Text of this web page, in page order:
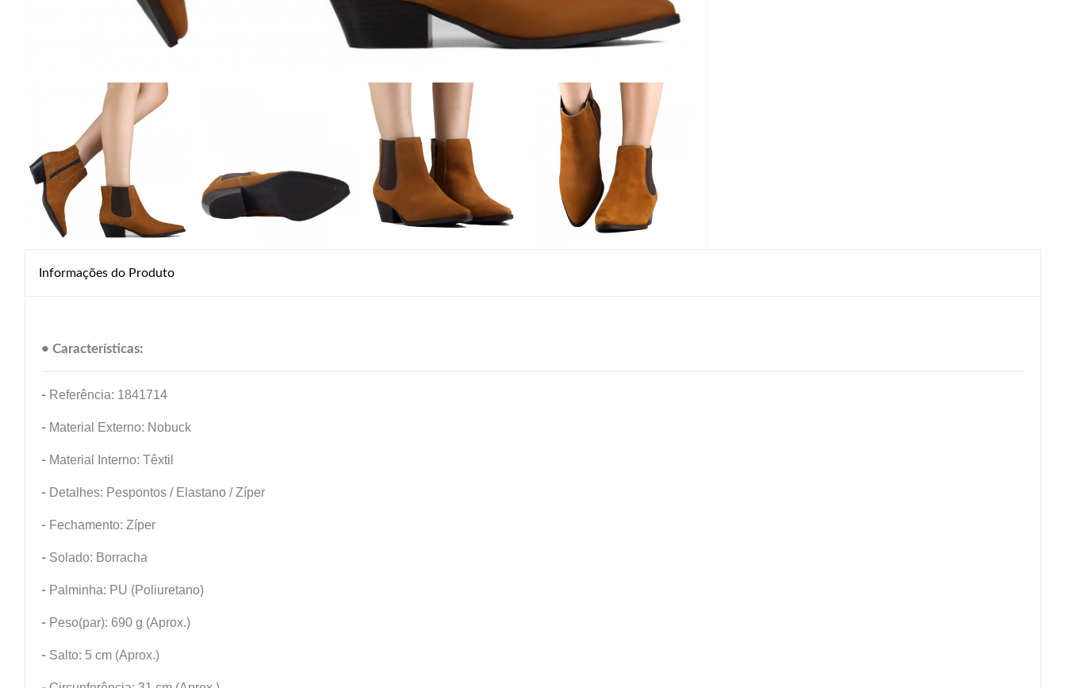
Informações do Produto
• Características:
- Referência: 1841714
- Material Externo: Nobuck
- Material Interno: Têxtil
- Detalhes: Pespontos / Elastano / Zíper
- Fechamento: Zíper
- Solado: Borracha
- Palminha: PU (Poliuretano)
- Peso(par): 690 g (Aprox.)
- Salto: 5 cm (Aprox.)